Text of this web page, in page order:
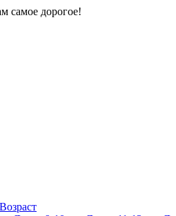
самое дорогое!
Возраст